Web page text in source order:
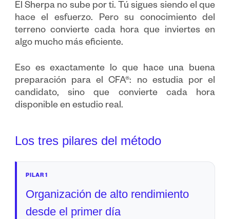
El Sherpa no sube por ti. Tú sigues siendo el que
hace el esfuerzo. Pero su conocimiento del
terreno convierte cada hora que inviertes en
algo mucho más eficiente.
Eso es exactamente lo que hace una buena
preparación para el CFA®: no estudia por el
candidato, sino que convierte cada hora
disponible en estudio real.
Los tres pilares del método
PILAR 1
Organización de alto rendimiento
desde el primer día